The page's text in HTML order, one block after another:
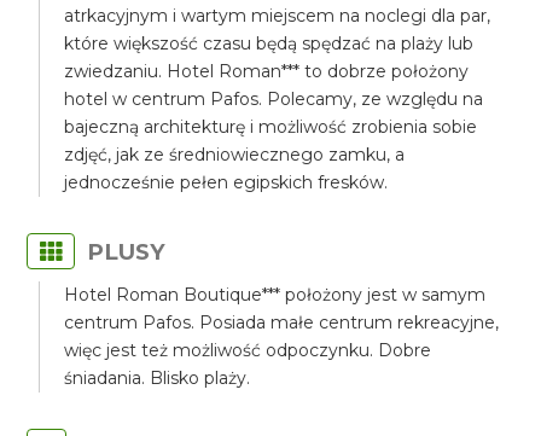
atrkacyjnym i wartym miejscem na noclegi dla par,
które większość czasu będą spędzać na plaży lub
zwiedzaniu. Hotel Roman*** to dobrze położony
hotel w centrum Pafos. Polecamy, ze względu na
bajeczną architekturę i możliwość zrobienia sobie
zdjęć, jak ze średniowiecznego zamku, a
jednocześnie pełen egipskich fresków.
PLUSY
Hotel Roman Boutique*** położony jest w samym
centrum Pafos. Posiada małe centrum rekreacyjne,
więc jest też możliwość odpoczynku. Dobre
śniadania. Blisko plaży.